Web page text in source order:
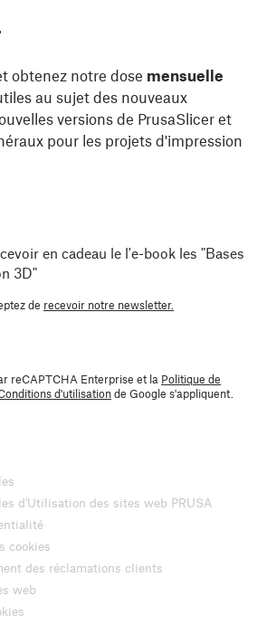
obtenez notre dose mensuelle
au sujet des nouveaux
versions de PrusaSlicer et
pour les projets d'impression
en cadeau le l'e-book les "Bases
3D"
de recevoir notre newsletter.
reCAPTCHA Enterprise et la Politique de
d'utilisationde Google s'appliquent.
d'Utilisation des sites web PRUSA
cookies
des réclamations clients
web